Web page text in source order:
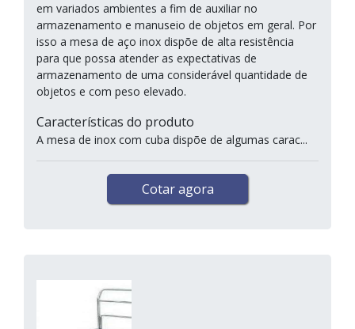
em variados ambientes a fim de auxiliar no
armazenamento e manuseio de objetos em geral. Por
isso a mesa de aço inox dispõe de alta resistência
para que possa atender as expectativas de
armazenamento de uma considerável quantidade de
objetos e com peso elevado.
Características do produto
A mesa de inox com cuba dispõe de algumas carac...
Cotar agora